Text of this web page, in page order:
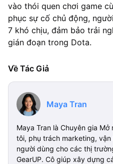
vào thói quen chơi game
phục sự cố chủ động,
7 khó chịu, đảm bảo trải
gián đoạn trong Dota.
Về Tác Giả
Maya Tran
Maya Tran là Chuyên gia
tôi, phụ trách marketing,
người dùng cho các thị
GearUP. Cô giúp xây dựng